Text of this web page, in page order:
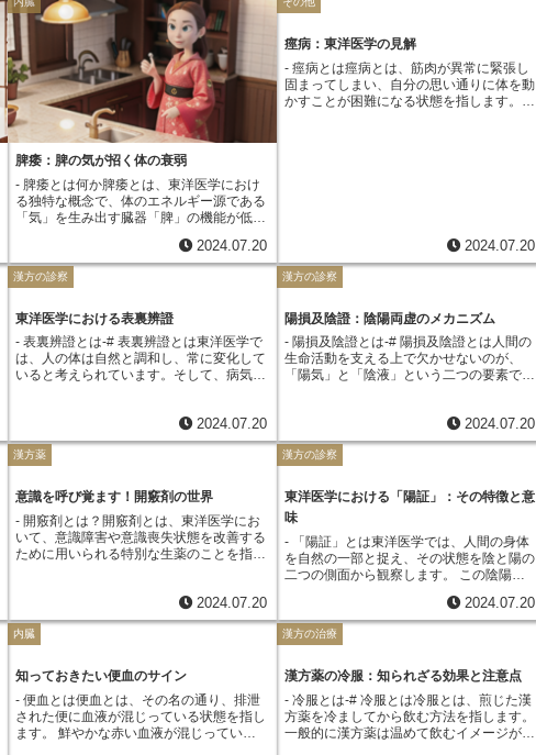
脾痿：脾の気が招く体の衰弱
- 脾痿とは何か脾痿とは、東洋医学におけ
る独特な概念で、体のエネルギー源である
「気」を生み出す臓器「脾」の機能が低下
不調が現れる状態を指します。現代医学で
は、脾痿に完全に一致する病名はありませ
ん。しかし、その症状から、神経系や筋肉
す。東洋医学において、脾は単なる消化吸
収器官ではなく、食べ物から「気」を生成
し、全身に送る重要な役割を担うと考えら
れています。この脾の働きが弱まり、いわ
ゆる「脾虚」の状態になると、消化不良や
に、脾に熱がこもる「脾熱」の状態が加わ
ると、「脾痿」となり、全身の気の流れが
滞り、倦怠感、食欲不振、下痢などの消化
器症状に加え、手足の痺れや筋力の低下と
ります。特に、筋肉に力が入らなくなる症
状は「痿症」と呼ばれ、脾痿の代表的な症
状の一つとされています。脾痿は、過労や
ストレス、偏った食生活などによって引き
起こされると考えられています。
2024.07.20
痙病：東洋医学の見解
- 痙病とは痙病とは、筋肉が異常に緊張し
固まってしまい、自分の思い通りに体を動
かすことが困難になる状態を指します。ま
開けづらくなったり、食事や会話に苦労す
ることもあります。さらに、背中が弓なり
に反り返ってしまうこともあり、症状が悪
が大きく制限されてしまう可能性がありま
す。現代医学では、痙病は脳卒中や脳性麻
痺、脊髄損傷などの後遺症として発症する
ことが多いと認識されています。これらの
病気によって脳や神経に損傷を受けると、
れ、結果として痙病の状態に陥ると考えら
2024.07.20
漢方の診察
東洋医学における表裏辨證
- 表裏辨證とは-# 表裏辨證とは東洋医学で
は、人の体は自然と調和し、常に変化して
いると考えられています。そして、病気も
す。そのための重要な方法の一つが「表裏
辨證」です。表裏辨證とは、病気が体のど
こに存在しているかを「表」と「裏」の概
は、体の表面に近い部分、つまり皮膚や筋
肉、呼吸器などを指します。風邪などのよ
うに、外部からの邪気が体に侵入した初期
段階では、悪寒や発熱、咳、鼻水といった
症状が現れやすく、これらは「表証」と判
指します。病気が進行し「表」から「裏」
へと移動した場合や、慢性的な病気の場合
には、「裏証」と判断されます。表裏辨證
とで、より的確な治療法を選択することが
に「表証」と判断された場合は、発汗させ
て邪気を体外に出す治療が有効ですが、病
気が進行し「裏証」と判断された場合は、
2024.07.20
漢方の診察
陽損及陰證：陰陽両虚のメカニズム
- 陽損及陰證とは-# 陽損及陰證とは人間の
生命活動を支える上で欠かせないのが、
「陽気」と「陰液」という二つの要素で
態を保つためには、この二つがバランスを
保っていることが重要です。しかし、過労
や加齢、病気などによって陽気が大きく損
なく、陰液を生成したり、体内に留めてお
く力も低下してしまいます。その結果、陽
気と陰液の両方が不足した状態に陥ってし
まうことがあり、これを「陽損及陰證」と
呼びます。例えば、真夏の炎天下で長時間
激しい運動を続けると、大量の汗と共に体
陥ることがあります。これは、陽気が過剰
に消耗された結果、陰液を保てなくなった
状態と言えるでしょう。また、慢性的な疲
を傷つけ、結果的に陽損及陰證を引き起こ
倦怠感や食欲不振、めまい、不眠、動悸、
息切れ、手足の冷え、口の渇きなど、さま
ざまな症状が現れます。これらの症状は、
2024.07.20
漢方薬
意識を呼び覚ます！開竅剤の世界
- 開竅剤とは？開竅剤とは、東洋医学にお
いて、意識障害や意識喪失状態を改善する
ために用いられる特別な生薬のことを指し
から、この名前が付けられました。主な効
能は蘇生効果であり、呼吸が停止したり、
意識を失ったりするなど、生命の危機に瀕
させるために緊急時に使用されることが多
いです。 その他にも、精神状態を安定さ
せたり、痙攣を止めたりする効果も期待で
きます。開竅剤は、単独で用いられること
は少なく、他の生薬と組み合わせて処方さ
2024.07.20
漢方の診察
東洋医学における「陽証」：その特徴と意
味
- 「陽証」とは東洋医学では、人間の身体
を自然の一部と捉え、その状態を陰と陽の
二つの側面から観察します。 この陰陽論
釈していくのです。「陽証」は、この陰陽
論において、身体が活動的な状態、あるい
は過剰に活動している状態を指します。例
咳などの症状が出る場合、これは身体に侵
入した邪気を追い出そうとする反応であ
り、「陽証」の一つと考えられます。その
他にも、顔が赤くなる、イライラしやすく
なる、便秘がちになる、など、身体が熱を
2024.07.20
内臓
知っておきたい便血のサイン
- 便血とは便血とは、その名の通り、排泄
された便に血液が混じっている状態を指し
ます。 鮮やかな赤い血液が混じっている
漢方の治療
漢方薬の冷服：知られざる効果と注意点
- 冷服とは-# 冷服とは冷服とは、煎じた漢
方薬を冷ましてから飲む方法を指します。
一般的に漢方薬は温めて飲むイメージが強